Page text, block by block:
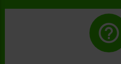
help_outline